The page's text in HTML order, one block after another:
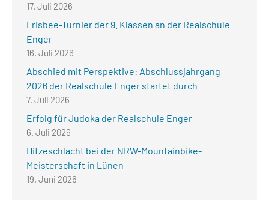
17. Juli 2026
Frisbee-Turnier der 9. Klassen an der Realschule
Enger
16. Juli 2026
Abschied mit Perspektive: Abschlussjahrgang
2026 der Realschule Enger startet durch
7. Juli 2026
Erfolg für Judoka der Realschule Enger
6. Juli 2026
Hitzeschlacht bei der NRW-Mountainbike-
Meisterschaft in Lünen
19. Juni 2026